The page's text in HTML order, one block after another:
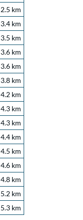
2.5 km
3.4 km
3.5 km
3.6 km
3.6 km
3.8 km
4.2 km
4.3 km
4.3 km
4.4 km
4.5 km
4.6 km
4.8 km
5.2 km
5.3 km